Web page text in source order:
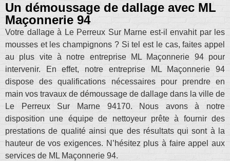
Un démoussage de dallage avec ML
Maçonnerie 94
Votre dallage à Le Perreux Sur Marne est-il envahit par les
mousses et les champignons ? Si tel est le cas, faites appel
au plus vite à notre entreprise ML Maçonnerie 94 pour
intervenir. En effet, notre entreprise ML Maçonnerie 94
dispose des qualifications nécessaires pour prendre en
main vos travaux de démoussage de dallage dans la ville de
Le Perreux Sur Marne 94170. Nous avons à notre
disposition une équipe de nettoyeur prête à fournir des
prestations de qualité ainsi que des résultats qui sont à la
hauteur de vos exigences. N’hésitez plus à faire appel aux
services de ML Maçonnerie 94.